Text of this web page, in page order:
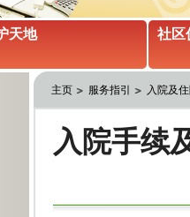
天地 社区
主页 服务指引 入院及